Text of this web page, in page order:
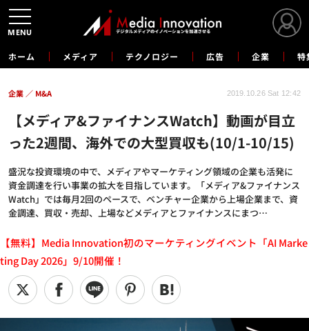
ホーム メディア テクノロジー 広告 企業 特
【メディア&ファイナンスWatch】動画が目立
った2週間、海外での大型買収も(10/1-10/15)
盛況な投資環境の中で、メディアやマーケティング領域の企業も活発に
資金調達を行い事業の拡大を目指しています。「メディア&ファイナンス
Watch」では毎月2回のペースで、ベンチャー企業から上場企業まで、資
金調達、買収・売却、上場などメディアとファイナンスにまつ…
企業 M&A 2019.10.26 Sat 12:42
【無料】Media Innovation初のマーケティングイベント「AI Marke
ting Day 2026」9/10開催！
MENU